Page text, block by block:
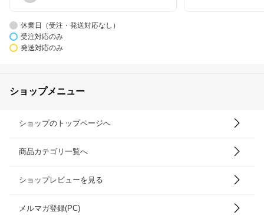
休業日（受注・発送対応なし）
受注対応のみ
発送対応のみ
ショップメニュー
ショップのトップページへ
商品カテゴリ一覧へ
ショップレビューを見る
メルマガ登録(PC)